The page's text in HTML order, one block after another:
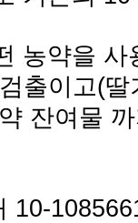
농약을
출이고(
잔여물
10-